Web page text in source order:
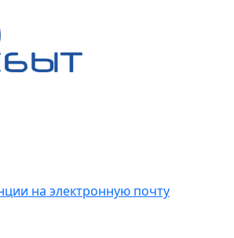
на электронную почту